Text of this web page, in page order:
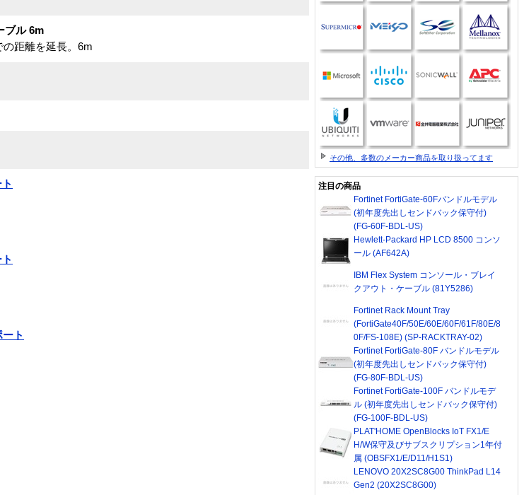
ブル 6m
距離を延長。6m
ト
その他、多数のメーカー商品を取り扱ってます
注目の商品
Fortinet FortiGate-60Fバンドルモデル
(初年度先出しセンドバック保守付)
(FG-60F-BDL-US)
Hewlett-Packard HP LCD 8500 コンソ
ール (AF642A)
IBM Flex System コンソール・ブレイ
クアウト・ケーブル (81Y5286)
Fortinet Rack Mount Tray
(FortiGate40F/50E/60E/60F/61F/80E/8
0F/FS-108E) (SP-RACKTRAY-02)
Fortinet FortiGate-80F バンドルモデル
(初年度先出しセンドバック保守付)
(FG-80F-BDL-US)
Fortinet FortiGate-100F バンドルモデ
ル (初年度先出しセンドバック保守付)
(FG-100F-BDL-US)
PLAT'HOME OpenBlocks IoT FX1/E
H/W保守及びサブスクリプション1年付
属 (OBSFX1/E/D11/H1S1)
LENOVO 20X2SC8G00 ThinkPad L14
Gen2 (20X2SC8G00)